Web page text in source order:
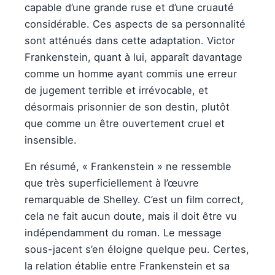
capable d’une grande ruse et d’une cruauté
considérable. Ces aspects de sa personnalité
sont atténués dans cette adaptation. Victor
Frankenstein, quant à lui, apparaît davantage
comme un homme ayant commis une erreur
de jugement terrible et irrévocable, et
désormais prisonnier de son destin, plutôt
que comme un être ouvertement cruel et
insensible.
En résumé, « Frankenstein » ne ressemble
que très superficiellement à l’œuvre
remarquable de Shelley. C’est un film correct,
cela ne fait aucun doute, mais il doit être vu
indépendamment du roman. Le message
sous-jacent s’en éloigne quelque peu. Certes,
la relation établie entre Frankenstein et sa